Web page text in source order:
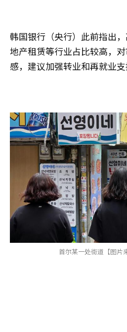
韩国银行（央行）此前指出
地产租赁等行业占比较高，
感，建议加强转业和再就业支
首尔某一处街道【图片